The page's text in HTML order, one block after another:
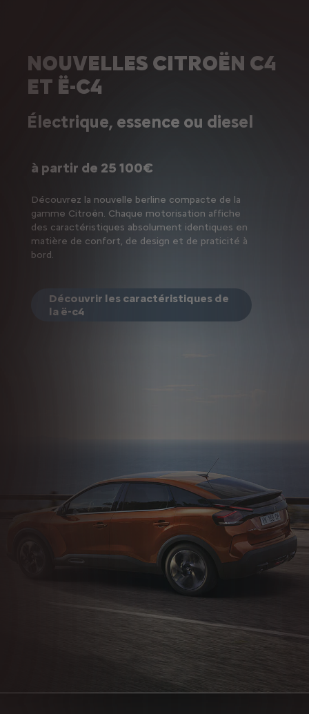
NOUVELLES CITROËN C4
ET Ë-C4
Électrique, essence ou diesel
à partir de 25 100€
Découvrez la nouvelle berline compacte de la
gamme Citroën. Chaque motorisation affiche
des caractéristiques absolument identiques en
matière de confort, de design et de praticité à
bord.
Découvrir les caractéristiques de
la ë-c4